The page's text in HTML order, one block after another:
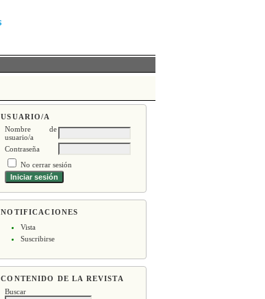
USUARIO/A
Nombre de
usuario/a
Contraseña
No cerrar sesión
NOTIFICACIONES
Vista
Suscribirse
CONTENIDO DE LA REVISTA
Buscar